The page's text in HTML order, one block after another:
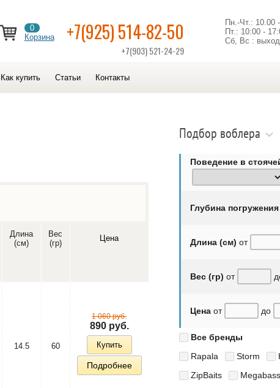
0
Корзина
+7(925) 514-82-50
+7(903) 521-24-29
Пн.-Чт.: 10.00
Пт.: 10:00 -
Сб, Вс :
Как купить Статьи Контакты
Длина
(см)
Вес
(гр)
Цена
14.5 60
1 060 руб.
890 руб.
Купить
Подробнее
Подбор воблера
Поведение в
Глубина погружения
Длина (см) от
Вес (гр) от
Ценаот до
Все бренды
Rapala
Storm
ZipBaits
Megabass